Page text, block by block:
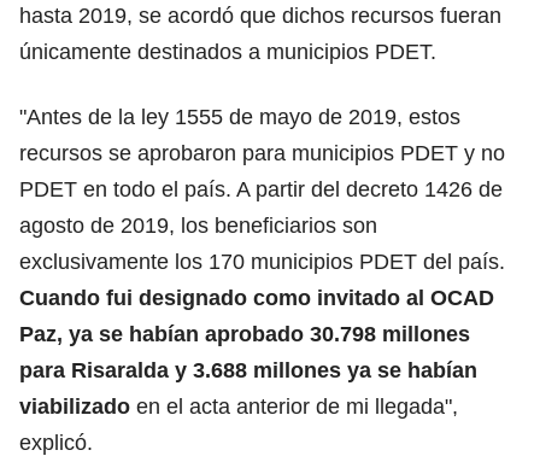
hasta 2019, se acordó que dichos recursos fueran
únicamente destinados a municipios PDET.
"Antes de la ley 1555 de mayo de 2019, estos
recursos se aprobaron para municipios PDET y no
PDET en todo el país. A partir del decreto 1426 de
agosto de 2019, los beneficiarios son
exclusivamente los 170 municipios PDET del país.
Cuando fui designado como invitado al OCAD
Paz, ya se habían aprobado 30.798 millones
para Risaralda y 3.688 millones ya se habían
viabilizado en el acta anterior de mi llegada",
explicó.